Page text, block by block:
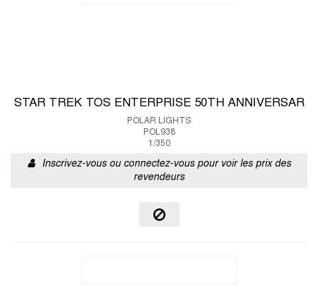
STAR TREK TOS ENTERPRISE 50TH ANNIVERSAR
POLAR LIGHTS
POL938
1/350
Inscrivez-vous ou connectez-vous pour voir les prix des
revendeurs